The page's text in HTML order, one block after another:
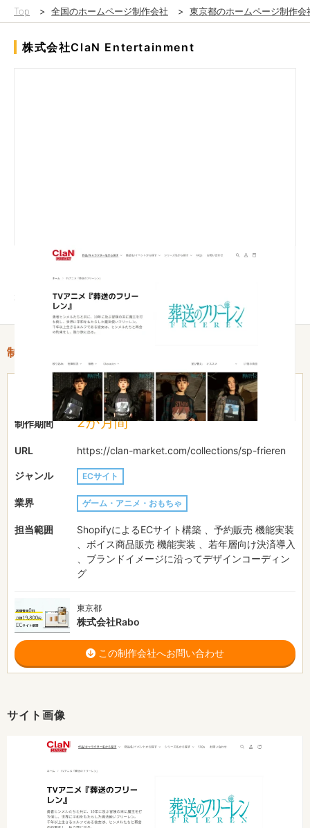
Top > 全国のホームページ制作会社 > 東京都のホームページ制作会
株式会社ClaN Entertainment
きなかったり、ECモール販売手数料が高かったり、様々な課題
がありShopifyへの移行を決断。
サイト画像
制作情報
費用目安 151〜200万円
制作期間 2か月間
URL https://clan-market.com/collections/sp-frieren
ジャンル ECサイト
業界 ゲーム・アニメ・おもちゃ
担当範囲
ShopifyによるECサイト構築 、予約販売 機能実装
、ボイス商品販売 機能実装 、若年層向け決済導入
、ブランドイメージに沿ってデザインコーディン
グ
東京都
株式会社Rabo
この制作会社へお問い合わせ